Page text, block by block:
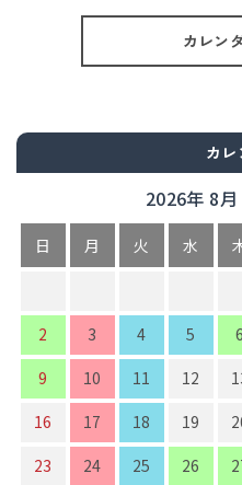
カレン
カレ
2026年 8月
日 月 火 水
2
3 4 5 6
9
10 11 12
16
17 18 19
23
24 25 26